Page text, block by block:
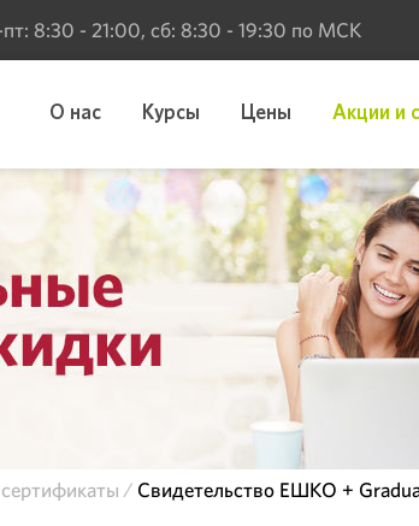
8:30 - 21:00, сб: 8:30 - 19:30 по МСК
О нас Курсы Цены Акции и
Свидетельство ЕШКО +